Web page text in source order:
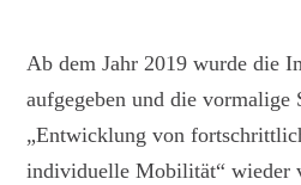
Ab dem Jahr 2019 wurde die
aufgegeben und die vormalige
„Entwicklung von
individuelle Mobilität“ wieder